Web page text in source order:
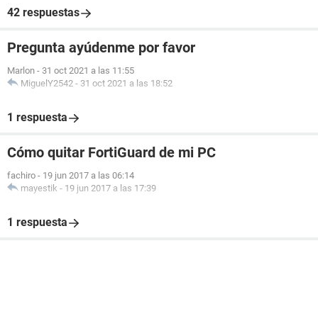
42 respuestas
Pregunta ayúdenme por favor
Marlon - 31 oct 2021 a las 11:55
MiguelY2542 - 31 oct 2021 a las 18:52
1 respuesta
Cómo quitar FortiGuard de mi PC
fachiro - 19 jun 2017 a las 06:14
mayestik - 19 jun 2017 a las 17:39
1 respuesta